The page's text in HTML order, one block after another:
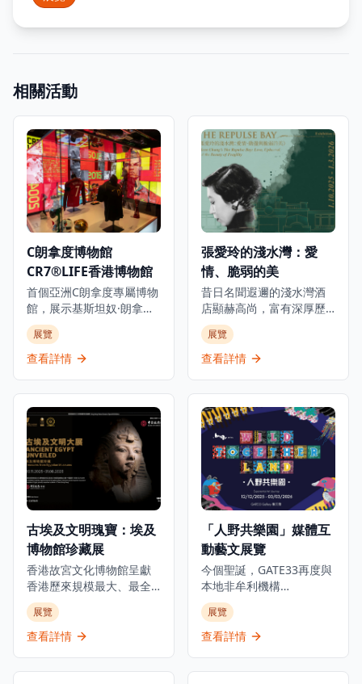
相關活動
C朗拿度博物館
CR7®LIFE香港博物館
首個亞洲C朗拿度專屬博物
館，展示基斯坦奴·朗拿度
的人生旅程、職業生涯和
生活，透過獨家視角呈現
從未公開的故事，是足球
者深入了解這位足球傳奇
巨星的世界，展出個人珍
藏品、互動展示和沉浸式
展覽，包括他的獎盃、球
衣、簽名物品等珍貴收
藏。博物館位於K11
MUSEA，不僅展示C朗拿
索他的個人生活和成長歷
程，讓參觀者全面了解這
位足球巨星的傳奇故事。
無論是足球迷、體育愛好
者還是想要了解足球文化
的遊客，都能在這個博物
館中找到屬於自己的樂
趣，感受足球運動的魅力
展覽
查看詳情
張愛玲的淺水灣：愛
情、脆弱的美
昔日名聞遐邇的淺水灣酒
店顯赫高尚，富有深厚歷
史底蘊，是世界各地名人
雅士匯聚之地。今年正值
張愛玲逝世三十週年之
情、脆弱的美」展覽，探
索這位文學巨匠與淺水灣
酒店這座地標的深厚聯
繫。展覽將於2025年10月
1日至2026年3月1日舉
行，邀請觀眾穿梭淺水灣
酒店的歷史與張愛玲的文
為這位中國文壇傳奇的靈
感來源，在時代流轉中如
何啟發她的創作。是次展
覽將展出多件珍貴藏品，
包括1941年的酒店菜單、
歷史照片及從未曝光的資
料，見證淺水灣酒店的輝
煌歷史。除此之外，展覽
展覽
查看詳情
古埃及文明瑰寶：埃及
博物館珍藏展
香港故宮文化博物館呈獻
香港歷來規模最大、最全
面及展期最長的古埃及珍
寶展覽。這個里程碑式的
展覽與埃及最高文物委員
展覽
查看詳情
「人野共樂園」媒體互
動藝文展覽
今個聖誕，GATE33再度與
本地非牟利機構
ALAN（ARTISTS who
LOVE ANIMALS &
NATURE）攜手呈獻極具意
展覽
查看詳情